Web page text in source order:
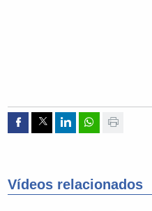
Compartir por Facebook
Compartir por Twitter
Compartir por
Compartir
Imprimir
Vídeos relacionados